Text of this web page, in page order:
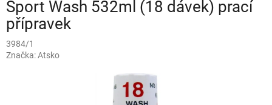
Sport Wash 532ml (18 dávek) prací
přípravek
3984/1
Značka:Atsko